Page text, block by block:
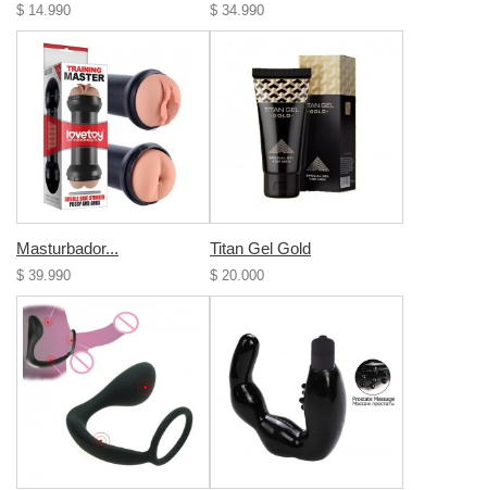
$ 14.990 $ 34.990
Masturbador...
$ 39.990
Titan Gel Gold
$ 20.000